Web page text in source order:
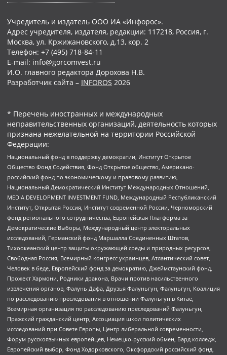
Учредитель и издатель ООО ИА «Инфорос».
Адрес учредителя, издателя, редакции: 117218, Россия, г.
Москва, ул. Кржижановского, д.13, кор. 2
Телефон: +7 (495) 718-84-11
E-mail: info@gorcomvest.ru
И.О. главного редактора Дорохова Н.В.
Разработчик сайта – INFOROS 2026
* Перечень иностранных и международных
неправительственных организаций, деятельность которых
признана нежелательной на территории Российской
Федерации:
Национальный фонд в поддержку демократии, Институт Открытое
Общество Фонд Содействия, Фонд Открытое общество, Американо-
российский фонд по экономическому и правовому развитию,
Национальный Демократический Институт Международных Отношений,
MEDIA DEVELOPMENT INVESTMENT FUND, Международный Республиканский
Институт, Открытая Россия, Институт современной России, Черноморский
фонд регионального сотрудничества, Европейская Платформа за
Демократические Выборы, Международный центр электоральных
исследований, Германский фонд Маршалла Соединенных Штатов,
Тихоокеанский центр защиты окружающей среды и природных ресурсов,
Свободная Россия, Всемирный конгресс украинцев, Атлантический совет,
Человек в беде, Европейский фонд за демократию, Джеймстаунский фонд,
Прожект Хармони, Родники дракона, Врачи против насильственного
извлечения органов, Фалунь Дафа, Друзья Фалуньгун, Фалуньгун, Коалиция
по расследованию преследования в отношении Фалуньгун в Китае,
Всемирная организация по расследованию преследований Фалуньгун,
Пражский гражданский центр, Ассоциация школ политических
исследований при Совете Европы, Центр либеральной современности,
Форум русскоязычных европейцев, Немецко-русский обмен, Бард колледж,
Европейский выбор, Фонд Ходорковского, Оксфордский российский фонд,